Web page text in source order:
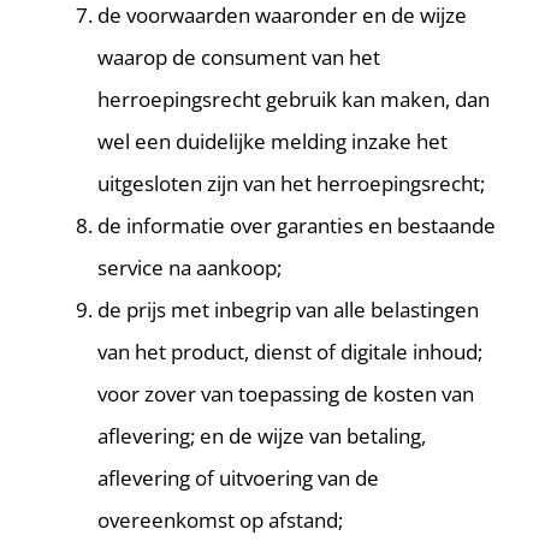
de voorwaarden waaronder en de wijze
waarop de consument van het
herroepingsrecht gebruik kan maken, dan
wel een duidelijke melding inzake het
uitgesloten zijn van het herroepingsrecht;
de informatie over garanties en bestaande
service na aankoop;
de prijs met inbegrip van alle belastingen
van het product, dienst of digitale inhoud;
voor zover van toepassing de kosten van
aflevering; en de wijze van betaling,
aflevering of uitvoering van de
overeenkomst op afstand;